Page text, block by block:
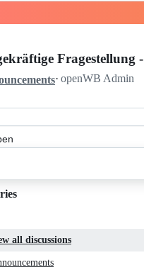
Fragestellung
· openWB Admin
all discussions